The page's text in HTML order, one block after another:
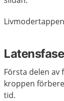
Första delen av
kroppen
tid.